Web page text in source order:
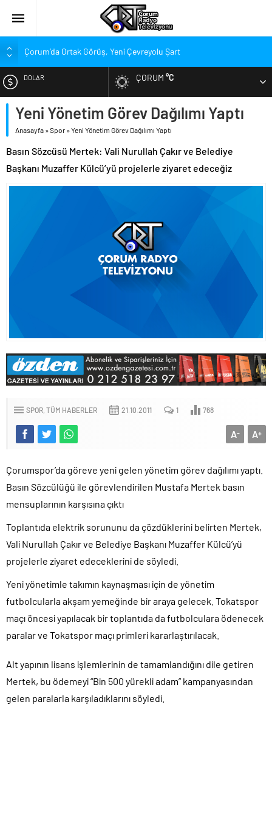
Çorum’da Ortak Görüş, Yeni Çevreyolu Şart
Belediye Meclisi Toplandı
Süper Lig’de Transfer Piyasası Alev Alev Yanıyor
Gökel’den Çorum’a: Balçık’ın Yükünü Hafifletmeliyiz
Kırmızı-Siyahlılarda Yeni Rota Çorum mu, İstanbul mu?
DOLAR
EURO
BIST
ÇORUM°C
Yeni Yönetim Görev Dağılımı Yaptı
Anasayfa »Spor »Yeni Yönetim Görev Dağılımı Yaptı
Basın Sözcüsü Mertek: Vali Nurullah Çakır ve Belediye
Başkanı Muzaffer Külcü’yü projelerle ziyaret edeceğiz
SPOR TÜM HABERLER 21.10.2011 1 768
A+
A-
Çorumspor’da göreve yeni gelen yönetim görev dağılımı yaptı.
Basın Sözcülüğü ile görevlendirilen Mustafa Mertek basın
mensuplarının karşısına çıktı
Toplantıda elektrik sorununu da çözdüklerini belirten Mertek,
Vali Nurullah Çakır ve Belediye Başkanı Muzaffer Külcü’yü
projelerle ziyaret edeceklerini de söyledi.
Yeni yönetimle takımın kaynaşması için de yönetim
futbolcularla akşam yemeğinde bir araya gelecek. Tokatspor
maçı öncesi yapılacak bir toplantıda da futbolculara ödenecek
paralar ve Tokatspor maçı primleri kararlaştırılacak.
Alt yapının lisans işlemlerinin de tamamlandığını dile getiren
Mertek, bu ödemeyi “Bin 500 yürekli adam” kampanyasından
gelen paralarla karşıladıklarını söyledi.